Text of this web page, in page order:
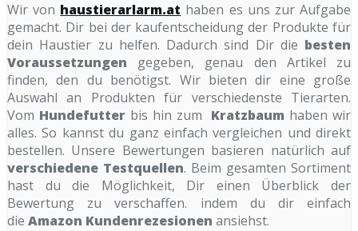
Wir von haustierarlarm.at haben es uns zur Aufgabe
gemacht. Dir bei der kaufentscheidung der Produkte für
dein Haustier zu helfen. Dadurch sind Dir die besten
Voraussetzungen gegeben, genau den Artikel zu
finden, den du benötigst. Wir bieten dir eine große
Auswahl an Produkten für verschiedenste Tierarten.
Vom Hundefutter bis hin zum Kratzbaum haben wir
alles. So kannst du ganz einfach vergleichen und direkt
bestellen. Unsere Bewertungen basieren natürlich auf
verschiedene Testquellen. Beim gesamten Sortiment
hast du die Möglichkeit, Dir einen Überblick der
Bewertung zu verschaffen. indem du dir einfach
die Amazon Kundenrezesionen ansiehst.